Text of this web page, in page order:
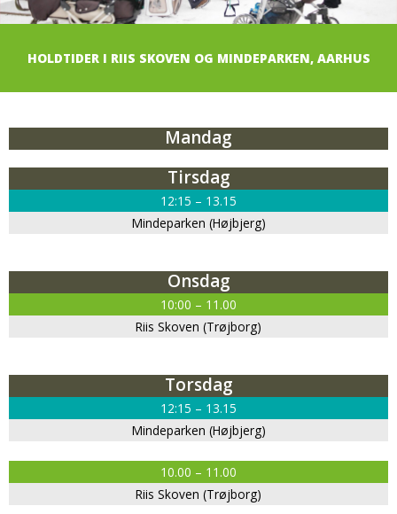
HOLDTIDER I RIIS SKOVEN OG MINDEPARKEN, AARHUS
Mandag
Tirsdag
12:15 – 13.15
Mindeparken (Højbjerg)
Onsdag
10:00 – 11.00
Riis Skoven (Trøjborg)
Torsdag
12:15 – 13.15
Mindeparken (Højbjerg)
10.00 – 11.00
Riis Skoven (Trøjborg)